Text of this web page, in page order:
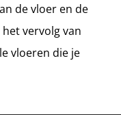
de vloer en de
vervolg van
vloeren die je